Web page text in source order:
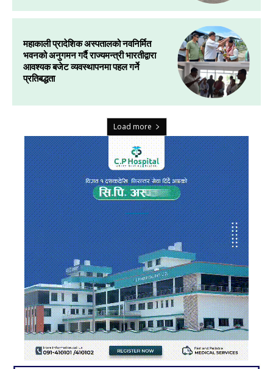
महाकाली प्रादेशिक अस्पतालको नवनिर्मित
भवनको अनुगमन गर्दै राज्यमन्त्री भारतीद्वारा
आवश्यक बजेट व्यवस्थापनमा पहल गर्ने
प्रतिबद्धता
Load more